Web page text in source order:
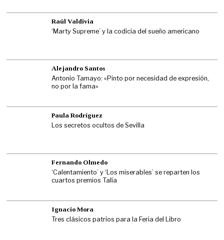
Raúl Valdivia
‘Marty Supreme’ y la codicia del sueño americano
Alejandro Santos
Antonio Tamayo: «Pinto por necesidad de expresión,
no por la fama»
Paula Rodríguez
Los secretos ocultos de Sevilla
Fernando Olmedo
‘Calentamiento’ y ‘Los miserables’ se reparten los
cuartos premios Talía
Ignacio Mora
Tres clásicos patrios para la Feria del Libro